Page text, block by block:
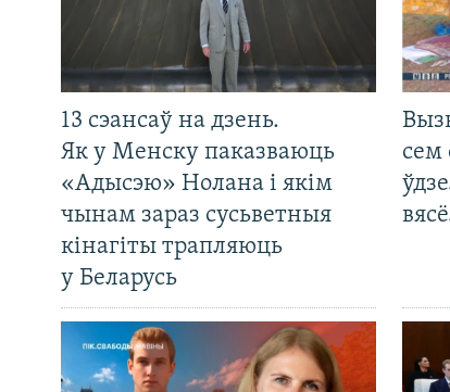
13 сэансаў на дзень.
Як у Менску паказваюць
«Адысэю» Нолана і якім
чынам зараз сусьветныя
кінагіты трапляюць
у Беларусь
сем